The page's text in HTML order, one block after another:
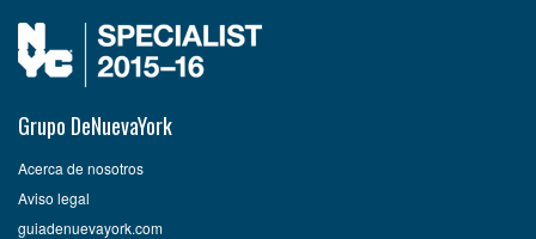
Grupo DeNuevaYork
Acerca de nosotros
Aviso legal
guiadenuevayork.com